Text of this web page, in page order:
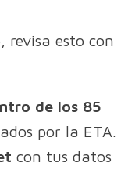
revisa esto con
de los 85
por la ETA.
con tus datos